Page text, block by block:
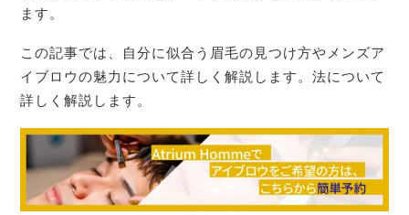
ます。
この記事では、自分に似合う眉毛の見つけ方やメンズア
イブロウの魅力について詳しく解説します。法について
詳しく解説します。